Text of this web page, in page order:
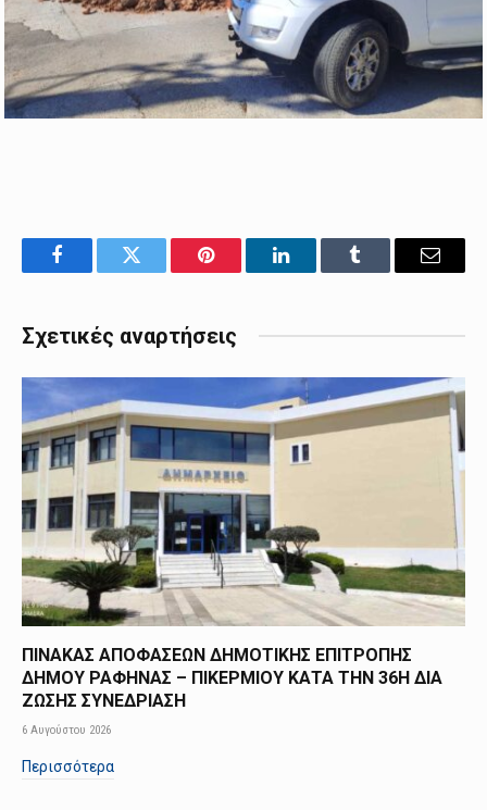
FacebookTwitter Pinterest LinkedInTumblr Email
Σχετικές αναρτήσεις
ΠΙΝΑΚΑΣ ΑΠΟΦΑΣΕΩΝ ΔΗΜΟΤΙΚΗΣ ΕΠΙΤΡΟΠΗΣ
ΔΗΜΟΥ ΡΑΦΗΝΑΣ – ΠΙΚΕΡΜΙΟΥ ΚΑΤΑ ΤΗΝ 36Η ΔΙΑ
ΖΩΣΗΣ ΣΥΝΕΔΡΙΑΣΗ
6 Αυγούστου 2026
Περισσότερα